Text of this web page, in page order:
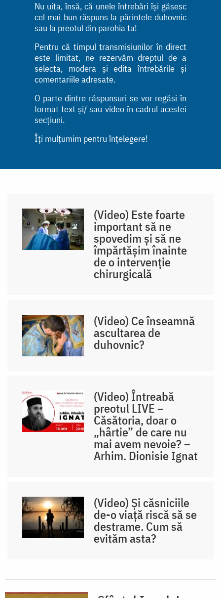
Nu uita, însă, că unele întrebări își găsesc
cel mai bun răspuns la părintele duhovnic
sau la preotul din parohia ta!
Pentru că timpul transmisiunilor în direct
este limitat, ne rezervăm dreptul de a
selecta, modera și edita întrebările și
comentariile adresate.
O parte dintre răspunsuri se vor regăsi în
format text și/ sau video în cadrul acestei
secțiuni.
Îți mulțumim pentru înțelegere!
(Video) Este foarte
important să ne
spovedim și să ne
împărtășim înainte
de o intervenție
chirurgicală
(Video) Ce înseamnă
ascultarea de
duhovnic?
(Video) Întreabă
preotul LIVE –
Căsătoria, doar o
„hârtie” de care nu
mai avem nevoie? –
Arhim. Dionisie Ignat
(Video) Și căsniciile
de-o viață riscă să se
destrame. Cum să
evităm asta?